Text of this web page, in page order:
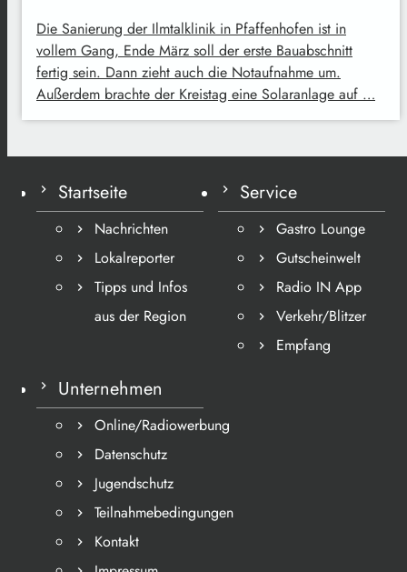
Die Sanierung der Ilmtalklinik in Pfaffenhofen ist in
vollem Gang, Ende März soll der erste Bauabschnitt
fertig sein. Dann zieht auch die Notaufnahme um.
Außerdem brachte der Kreistag eine Solaranlage auf …
Startseite
Nachrichten
Lokalreporter
Tipps und Infos
aus der Region
Service
Gastro Lounge
Gutscheinwelt
Radio IN App
Verkehr/Blitzer
Empfang
Unternehmen
Online/Radiowerbung
Datenschutz
Jugendschutz
Teilnahmebedingungen
Kontakt